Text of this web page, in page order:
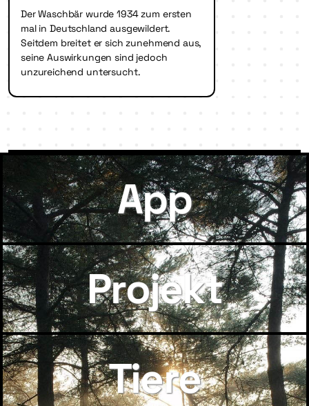
Der Waschbär wurde 1934 zum ersten
mal in Deutschland ausgewildert.
Seitdem breitet er sich zunehmend aus,
seine Auswirkungen sind jedoch
unzureichend untersucht.
App
Projekt
Tiere